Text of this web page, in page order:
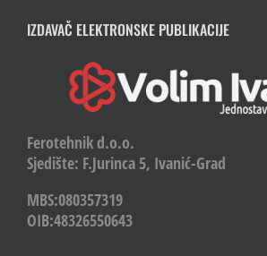
IZDAVAČ ELEKTRONSKE PUBLIKACIJE
Ferotehnik d.o.o.
Sjedište: F.Jurinca 5, Ivanić-Grad
MBS:080357319
OIB:48326550643